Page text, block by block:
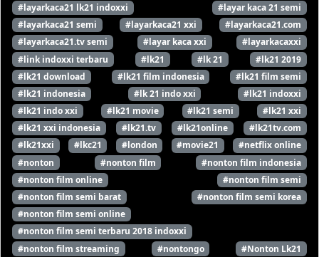
#layarkaca21 lk21 indoxxi
#layar kaca 21 semi
#layarkaca21 semi
#layarkaca21 xxi
#layarkaca21.com
#layarkaca21.tv semi
#layar kaca xxi
#layarkacaxxi
#link indoxxi terbaru
#lk21 #lk 21
#lk21 2019
#lk21 download
#lk21 film indonesia
#lk21 film semi
#lk21 indonesia
#lk 21 indo xxi
#lk21 indoxxi
#lk21 indo xxi
#lk21 movie #lk21 semi
#lk21 xxi
#lk21 xxi indonesia
#lk21.tv #lk21online
#lk21tv.com
#lk21xxi
#lkc21 #london #movie21
#netflix online
#nonton
#nonton film
#nonton film indonesia
#nonton film online
#nonton film semi
#nonton film semi barat
#nonton film semi korea
#nonton film semi online
#nonton film semi terbaru 2018 indoxxi
#nonton film streaming
#nontongo
#Nonton Lk21